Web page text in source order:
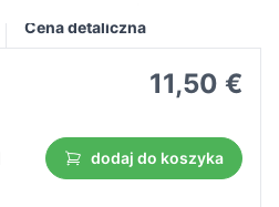
Cena detaliczna
11,50 €
dodaj do koszyka